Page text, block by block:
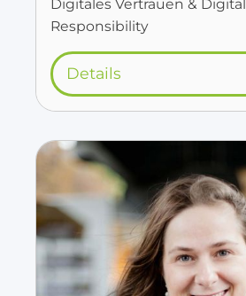
Digitales Vertrauen & Digital
Responsibility
Details